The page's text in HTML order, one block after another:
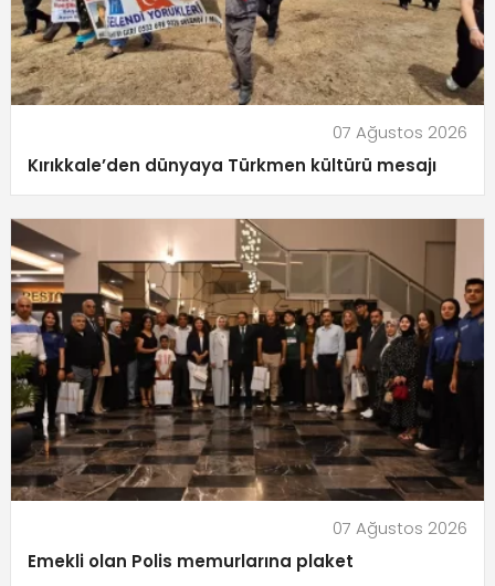
07 Ağustos 2026
Kırıkkale’den dünyaya Türkmen kültürü mesajı
07 Ağustos 2026
Emekli olan Polis memurlarına plaket